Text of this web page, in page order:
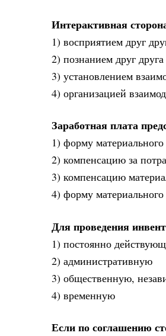
Интерактивная
1) восприятием друг
2) познанием друг друга
3) установлением
4) организацией
Заработная плата
1) форму
2) компенсацию за
3) компенсацию
4) форму
Для проведения
1) постоянно
2) административную
3) общественную,
4) временную
Если по соглашению